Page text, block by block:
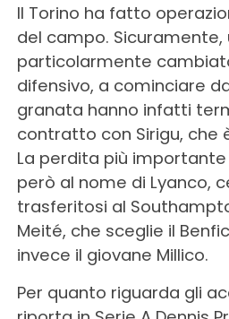
Il Torino ha fatto
del campo.
particolarmente
difensivo, a cominciare
granata hanno infatti
contratto con Sirigu, che
La perdita più
però al nome di Lyanco,
trasferitosi al
Meité, che sceglie il
invece il giovane Millico.
Per quanto riguarda gli